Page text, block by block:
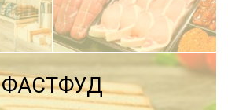
ПОДРОБНЕЕ
ФАСТФУД